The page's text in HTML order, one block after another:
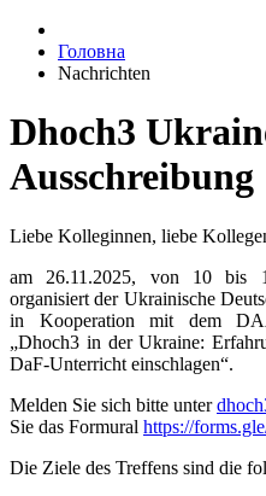
Головна
Nachrichten
Dhoch3
Ausschreibung
Liebe Kolleginnen, liebe
am 26.11.2025, von 10 bis
organisiert der Ukrainische
in Kooperation mit dem
„Dhoch3 in der Ukraine:
DaF-Unterricht einschlagen“.
Melden Sie sich bitte unter
Sie das Formural https://
Die Ziele des Treffens sind die